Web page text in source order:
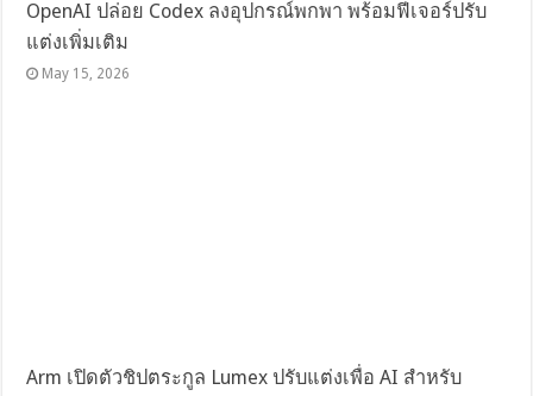
OpenAI ปล่อย Codex ลงอุปกรณ์พกพา พร้อมฟีเจอร์ปรับ
แต่งเพิ่มเติม
May 15, 2026
Arm เปิดตัวชิปตระกูล Lumex ปรับแต่งเพื่อ AI สำหรับ